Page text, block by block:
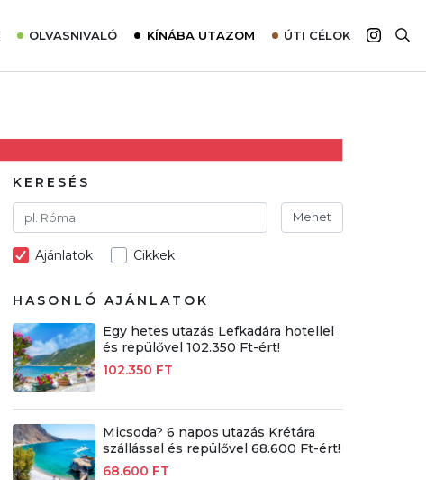
OLVASNIVALÓ
Utazómajom – CitySIM kártya a világutazóknak
Élménybeszámolók
Szállodalátogatás
Sajtómegjelenések
KÍNÁBA UTAZOM ÚTI CÉLOK
Afrika
KERESÉS
Mehet
Ajánlatok Cikkek
HASONLÓ AJÁNLATOK
Egy hetes utazás Lefkadára hotellel
és repülővel 102.350 Ft-ért!
102.350 FT
Micsoda? 6 napos utazás Krétára
szállással és repülővel 68.600 Ft-ért!
68.600 FT